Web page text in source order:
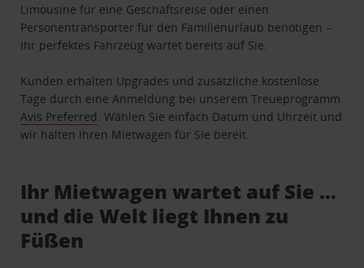
Limousine für eine Geschäftsreise oder einen
Personentransporter für den Familienurlaub benötigen –
Ihr perfektes Fahrzeug wartet bereits auf Sie.
Kunden erhalten Upgrades und zusätzliche kostenlose
Tage durch eine Anmeldung bei unserem Treueprogramm
Avis Preferred . Wählen Sie einfach Datum und Uhrzeit und
wir halten Ihren Mietwagen für Sie bereit.
Ihr Mietwagen wartet auf Sie …
und die Welt liegt Ihnen zu
Füßen